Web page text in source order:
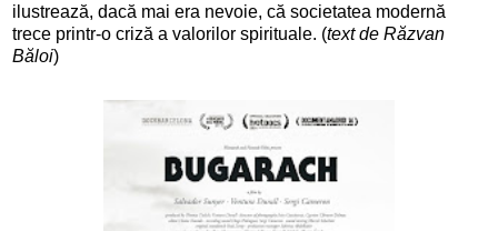
ilustrează, dacă mai era nevoie, că societatea modernă
trece printr-o criză a valorilor spirituale. (text de Răzvan
Băloi)